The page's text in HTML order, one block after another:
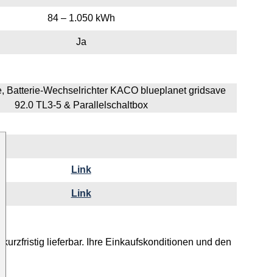
84 – 1.050 kWh
Ja
Batterie-Wechselrichter KACO blueplanet gridsave
92.0 TL3-5 & Parallelschaltbox
Link
Link
lieferbar. Ihre Einkaufskonditionen und den